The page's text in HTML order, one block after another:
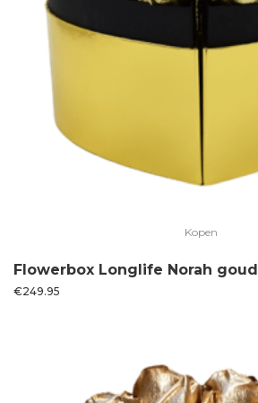
Kopen
Flowerbox Longlife Norah goud
€249.95